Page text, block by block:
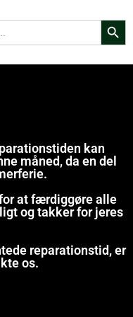
Search
kan
måned, da en del
at færdiggøre alle
og takker for jeres
reparationstid, er
os.